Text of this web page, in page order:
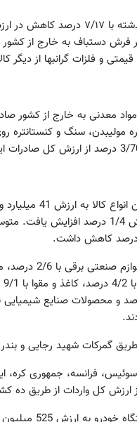
و فلزات گرانبها از دیگر
چدن، آهن‌آلات و
طریق گمرکات شهید رجایی و
فرانسه، جمهوری کره،